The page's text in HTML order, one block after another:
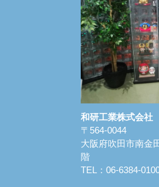
和研工業株式会社
〒564-0044
大阪府吹田市南金
階
TEL：06-6384-